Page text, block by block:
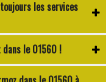
les services
dans le 01560 !